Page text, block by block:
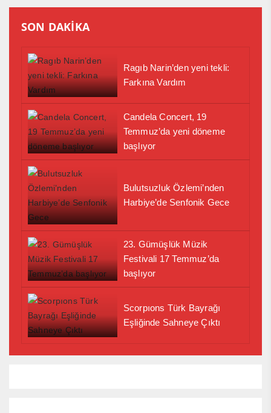
SON DAKİKA
Ragıb Narin’den yeni tekli:
Farkına Vardım
Candela Concert, 19
Temmuz’da yeni döneme
başlıyor
Bulutsuzluk Özlemi’nden
Harbiye’de Senfonik Gece
23. Gümüşlük Müzik
Festivali 17 Temmuz’da
başlıyor
Scorpıons Türk Bayrağı
Eşliğinde Sahneye Çıktı